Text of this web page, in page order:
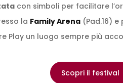
con simboli per facilitare
la Family Arena (Pad.16)
Play un luogo sempre più
Scopri il festival